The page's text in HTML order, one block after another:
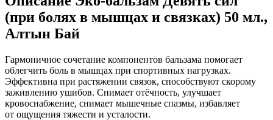
(при болях в мышцах и связках) 50 мл.,
Алтын Бай
Гармоничное сочетание компонентов бальзама помогает
облегчить боль в мышцах при спортивных нагрузках.
Эффективна при растяжении связок, способствуют скорому
заживлению ушибов. Снимает отёчность, улучшает
кровоснабжение, снимает мышечные спазмы, избавляет
от ощущения тяжести и усталости.